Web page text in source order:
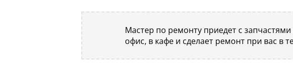
Мастер по ремонту приедет с
офис, в кафе и сделает ремонт при вас в